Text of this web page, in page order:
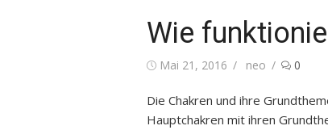
Wie
Posted
Mai 21, 2016 Author
neo 0
Die Chakren und ihre
Hauptchakren mit ihren